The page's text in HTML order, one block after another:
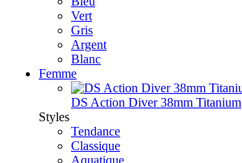
Vert
Gris
Argent
Blanc
Femme
DS Action Diver 38mm Titanium
Styles
Tendance
Classique